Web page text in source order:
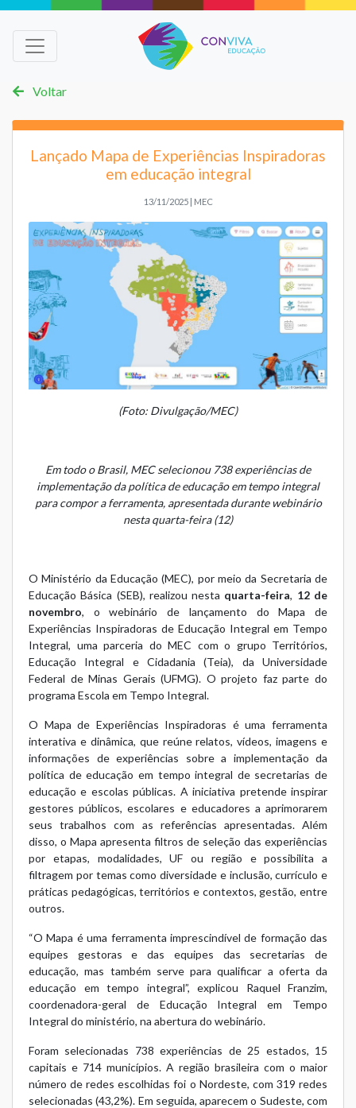
Voltar
Lançado Mapa de Experiências Inspiradoras
em educação integral
13/11/2025 | MEC
(Foto: Divulgação/MEC)
Em todo o Brasil, MEC selecionou 738 experiências de
implementação da política de educação em tempo integral
para compor a ferramenta, apresentada durante webinário
nesta quarta-feira (12)
O Ministério da Educação (MEC), por meio da Secretaria de
Educação Básica (SEB), realizou nesta quarta-feira, 12 de
novembro, owebinário de lançamento do Mapa de
Experiências Inspiradoras de Educação Integral em Tempo
Integral, uma parceria do MEC com o grupo Territórios,
Educação Integral e Cidadania (Teia), da Universidade
Federal de Minas Gerais (UFMG). O projeto faz parte do
programa Escola em Tempo Integral.
O Mapa de Experiências Inspiradoras é uma ferramenta
interativa e dinâmica, que reúne relatos, vídeos, imagens e
informações de experiências sobre a implementação da
política de educação em tempo integral de secretarias de
educação e escolas públicas. A iniciativa pretende inspirar
gestores públicos, escolares e educadores a aprimorarem
seus trabalhos com as referências apresentadas. Além
disso, o Mapa apresenta filtros de seleção das experiências
por etapas, modalidades, UF ou região e possibilita a
filtragem por temas como diversidade e inclusão, currículo e
práticas pedagógicas, territórios e contextos, gestão, entre
outros.
“O Mapa é uma ferramenta imprescindível de formação das
equipes gestoras e das equipes das secretarias de
educação, mas também serve para qualificar a oferta da
educação em tempo integral”, explicou Raquel Franzim,
coordenadora-geral de Educação Integral em Tempo
Integral do ministério, na abertura do webinário.
Foram selecionadas 738 experiências de 25 estados, 15
capitais e 714 municípios. A região brasileira com o maior
número de redes escolhidas foi o Nordeste, com 319 redes
selecionadas (43,2%). Em seguida, aparecem o Sudeste, com